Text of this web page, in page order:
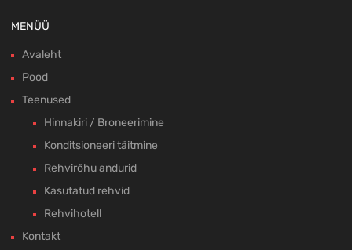
MENÜÜ
Avaleht
Pood
Teenused
Hinnakiri / Broneerimine
Konditsioneeri täitmine
Rehvirõhu andurid
Kasutatud rehvid
Rehvihotell
Kontakt